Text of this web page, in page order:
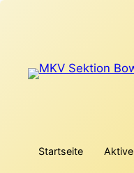
Startseite Aktive